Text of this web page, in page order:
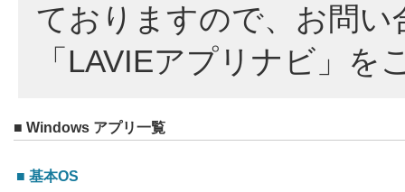
ておりますので、お問
「LAVIEアプリナビ」を
■ Windows アプリ一覧
■ 基本OS